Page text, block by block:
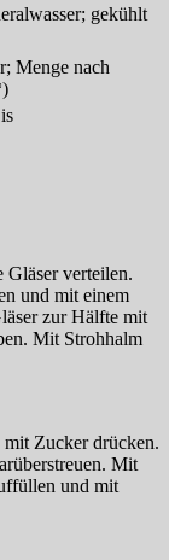
gekühlt
Menge nach
Gläser verteilen.
und mit einem
zur Hälfte mit
Mit Strohhalm
mit Zucker drücken.
Mit
und mit